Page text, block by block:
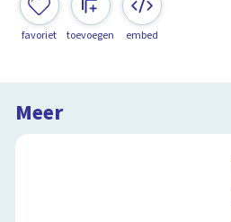
favoriet toevoegen embed
Meer